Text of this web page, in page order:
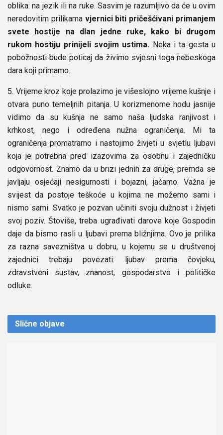
oblika: na jezik ili na ruke. Sasvim je razumljivo da će u ovim
neredovitim prilikama vjernici biti pričešćivani primanjem
svete hostije na dlan jedne ruke, kako bi drugom
rukom hostiju prinijeli svojim ustima. Neka i ta gesta u
pobožnosti bude poticaj da živimo svjesni toga nebeskoga
dara koji primamo.
5. Vrijeme kroz koje prolazimo je višeslojno vrijeme kušnje i
otvara puno temeljnih pitanja. U korizmenome hodu jasnije
vidimo da su kušnja ne samo naša ljudska ranjivost i
krhkost, nego i određena nužna ograničenja. Mi ta
ograničenja promatramo i nastojimo živjeti u svjetlu ljubavi
koja je potrebna pred izazovima za osobnu i zajedničku
odgovornost. Znamo da u brizi jednih za druge, premda se
javljaju osjećaji nesigurnosti i bojazni, jačamo. Važna je
svijest da postoje teškoće u kojima ne možemo sami i
nismo sami. Svatko je pozvan učiniti svoju dužnost i živjeti
svoj poziv. Štoviše, treba ugrađivati darove koje Gospodin
daje da bismo rasli u ljubavi prema bližnjima. Ovo je prilika
za razna savezništva u dobru, u kojemu se u društvenoj
zajednici trebaju povezati: ljubav prema čovjeku,
zdravstveni sustav, znanost, gospodarstvo i političke
odluke.
Slične objave